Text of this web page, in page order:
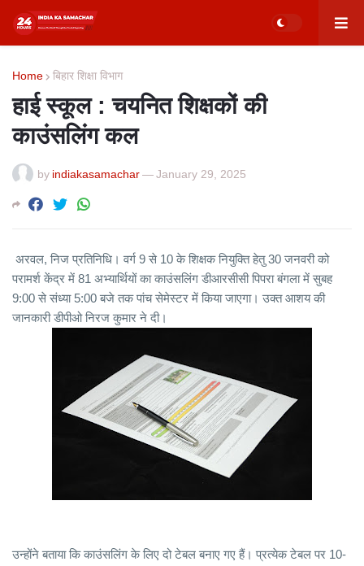
Home बिहार शिक्षा विभाग
हाई स्कूल : चयनित शिक्षकों की
काउंसलिंग कल
by indiakasamachar—January 29, 2025
अरवल, निज प्रतिनिधि। वर्ग 9 से 10 के शिक्षक नियुक्ति हेतु 30 जनवरी को
परामर्श केंद्र में 81 अभ्यार्थियों का काउंसलिंग डीआरसीसी पिपरा बंगला में सुबह
9:00 से संध्या 5:00 बजे तक पांच सेमेस्टर में किया जाएगा। उक्त आशय की
जानकारी डीपीओ निरज कुमार ने दी।
उन्होंने बताया कि काउंसलिंग के लिए दो टेबल बनाए गए हैं। प्रत्येक टेबल पर 10-